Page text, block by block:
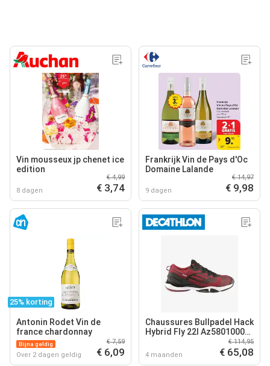
Vin mousseux jp chenet ice
edition
8 dagen
€ 4,99
€ 3,74
Frankrijk Vin de Pays d'Oc
Domaine Lalande
9 dagen
€ 14,97
€ 9,98
25% korting
Antonin Rodet Vin de
france chardonnay
Bijna geldig
Over 2 dagen geldig
€ 7,59
€ 6,09
Chaussures Bullpadel Hack
Hybrid Fly 22l Az58010000
4 maanden
€ 114,95
€ 65,08